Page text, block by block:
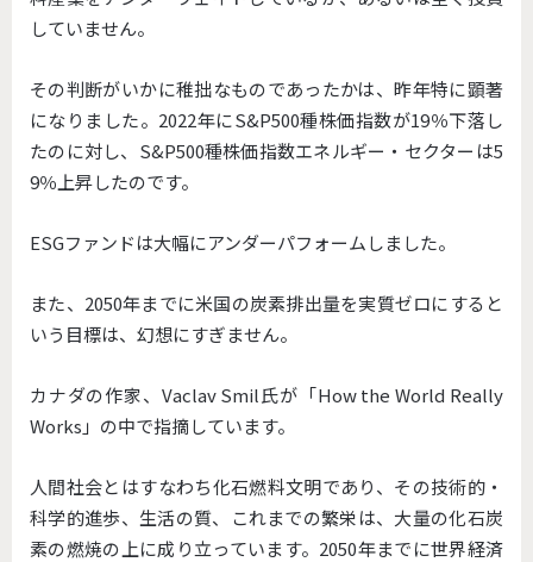
していません。
その判断がいかに稚拙なものであったかは、昨年特に顕著
になりました。2022年にS&P500種株価指数が19％下落し
たのに対し、S&P500種株価指数エネルギー・セクターは5
9％上昇したのです。
ESGファンドは大幅にアンダーパフォームしました。
また、2050年までに米国の炭素排出量を実質ゼロにすると
いう目標は、幻想にすぎません。
カナダの作家、Vaclav Smil氏が「How the World Really
Works」の中で指摘しています。
人間社会とはすなわち化石燃料文明であり、その技術的・
科学的進歩、生活の質、これまでの繁栄は、大量の化石炭
素の燃焼の上に成り立っています。2050年までに世界経済